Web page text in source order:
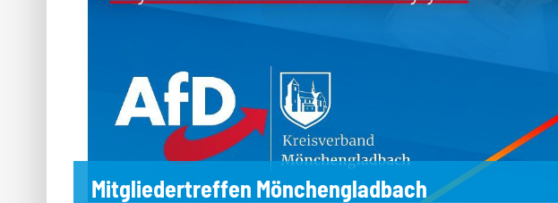
Mitgliedertreffen Mönchengladbach